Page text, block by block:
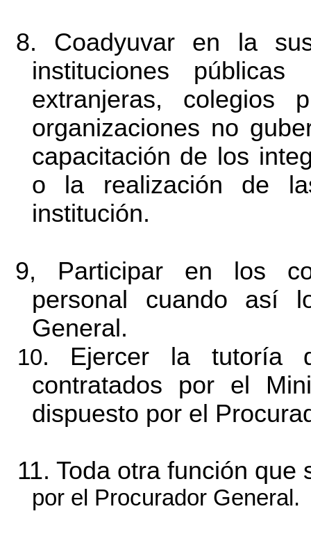
8. Coadyuvar en la
instituciones
extranjeras, colegios
organizaciones no
capacitación de los
o la realización de
institución.
9, Participar en los
personal cuando así
General.
10. Ejercer la tutoría
contratados por el
dispuesto por el
11. Toda otra función
por el Procurador General.